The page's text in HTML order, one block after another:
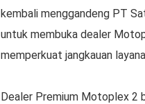
kembali menggandeng PT
untuk membuka dealer
memperkuat jangkauan
Dealer Premium Motoplex 2